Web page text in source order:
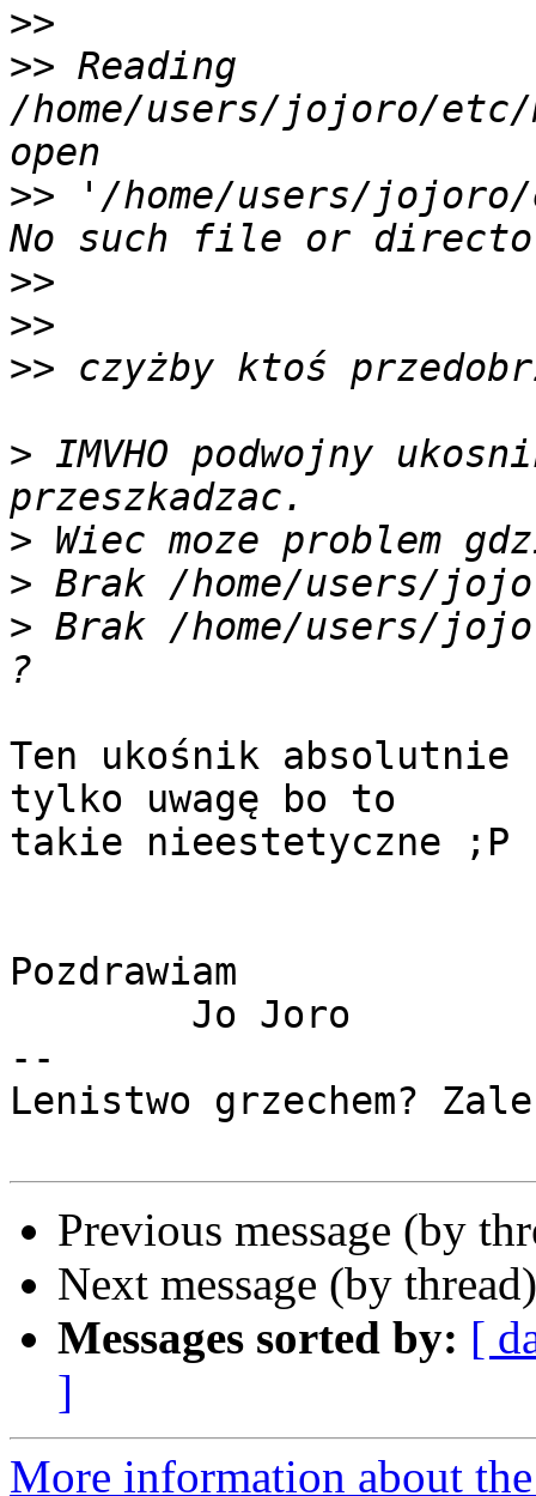
>>
>> Reading
/home/users/jojoro/
>> '/home/users/
>>
>>
>>
> IMVHO podwojny
>
>
> Brak /home/users/
Ten ukośnik absolutnie
tylko uwagę bo to
takie nieestetyczne ;P
Pozdrawiam
--
Lenistwo grzechem?
Previous message (by
Next message (by
Messages sorted by: [
]
More information about